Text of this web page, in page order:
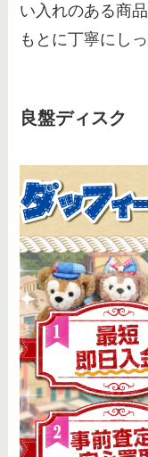
い入れのある商
もとに丁寧にし
良盤ディスク